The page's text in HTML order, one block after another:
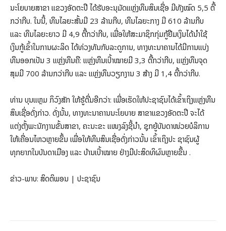
ນະໂຍບາຍສາຂາ ແຂວງອັດຕະປື ໄດ້ຮັບອະນຸມັດແຫຼ່ງທຶນສິນເຊື່ອ ມີທັງໝົດ 5,5 ຕື້
ກວ່າກີບ. ໃນນີ້, ທຶນໄລຍະສັ້ນມີ 23 ລ້ານກີບ, ທຶນໄລຍະກາງ ມີ 610 ລ້ານກີບ
ແລະ ທຶນໄລຍະຍາວ ມີ 4,9 ຕື້ກວ່າກີບ, ເພື່ອໃຫ້ສະມາຊິກກຸ່ມກູ້ຢືມເງິນໄດ້ນຳໃຊ້
ເງິນກູ້ເຂົ້າໃນການຜະລິດ ໄດ້ທ່ວງທັນກັບລະດູການ, ທາງທະນາຄານໄດ້ມີການແບ່ງ
ທຶນອອກເປັນ 3 ແຫຼ່ງທຶນຄື: ແຫຼ່ງທຶນເປົ້າໝາຍມີ 3,3 ຕື້ກວ່າກີບ, ແຫຼ່ງທຶນຈຸດ
ສຸມມີ 700 ລ້ານກວ່າກີບ ແລະ ແຫຼ່ງທຶນວຽກງານ 3 ສ້າງ ມີ 1,4 ຕື້ກວ່າກີບ.
ທ່ານ ບຸນແຫຼມ ກິວົງສັກ ໃຫ້ຮູ້ຕື່ມອີກວ່າ: ເພື່ອເຮັດໃຫ້ປະຊາຊົນໄດ້ເຂົ້າເຖິງແຫຼ່ງທຶນ
ສິນເຊື່ອດັ່ງກ່າວ. ດັ່ງນັ້ນ, ທາງທະນາຄານນະໂຍບາຍ ສາຂາແຂວງອັດຕະປື ຈະໄດ້
ແຕ່ງຕັ້ງພະນັກງານຂັ້ນສາຂາ, ຄະນະຂະ ແໜງລົງຊີ້ນຳ, ຊຸກຍູ້ບັນດາໜ່ວຍບໍລິການ
ໃຫ້ເຄື່ອນໄຫວຫຼາຍຂຶ້ນ ເພື່ອໃຫ້ທຶນສິນເຊື່ອດັ່ງກ່າວນັ້ນ ເຂົ້າເຖິງປະ ຊາຊົນຜູ້
ທຸກຍາກໃນບັນດາເມືອງ ແລະ ບ້ານເປົ້າໝາຍ ຢ່າງມີປະສິດທິຜົນຫຼາຍຂຶ້ນ .
ຂ່າວ-ພາບ: ສິດຕິພອນ | ປະຊາຊົນ